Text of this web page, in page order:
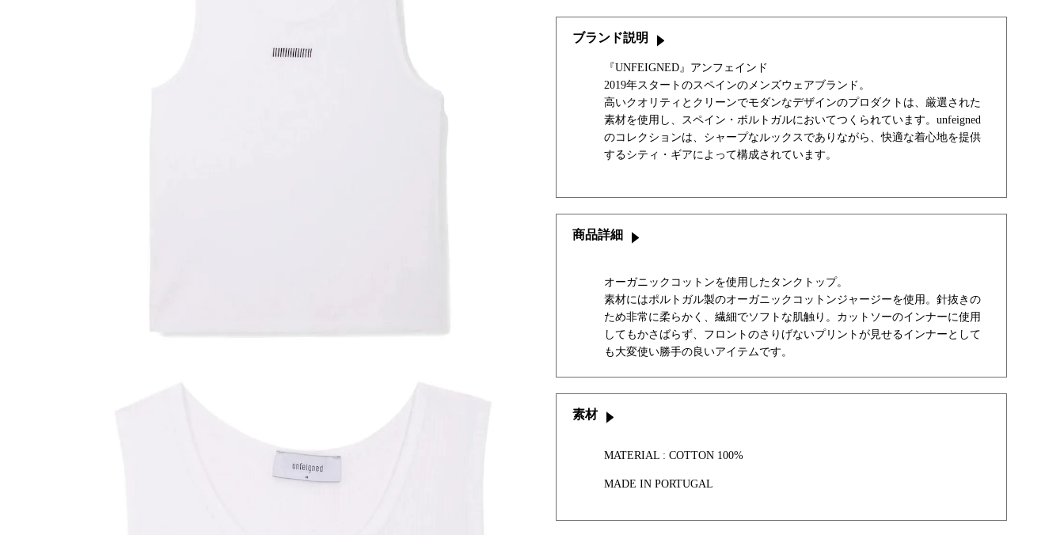
ブランド説明
『UNFEIGNED』アンフェインド
2019年スタートのスペインのメンズウェアブランド。
高いクオリティとクリーンでモダンなデザインのプロダクトは、厳選された
素材を使用し、スペイン・ポルトガルにおいてつくられています。unfeigned
のコレクションは、シャープなルックスでありながら、快適な着心地を提供
するシティ・ギアによって構成されています。
商品詳細
オーガニックコットンを使用したタンクトップ。
素材にはポルトガル製のオーガニックコットンジャージーを使用。針抜きの
ため非常に柔らかく、繊細でソフトな肌触り。カットソーのインナーに使用
してもかさばらず、フロントのさりげないプリントが見せるインナーとして
も大変使い勝手の良いアイテムです。
素材
MATERIAL : COTTON 100%
MADE IN PORTUGAL